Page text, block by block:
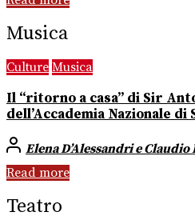
Musica
Culture Musica
Il “ritorno a casa” di Sir
dell’Accademia Nazionale di
Elena D’Alessandri e
Read more
Teatro